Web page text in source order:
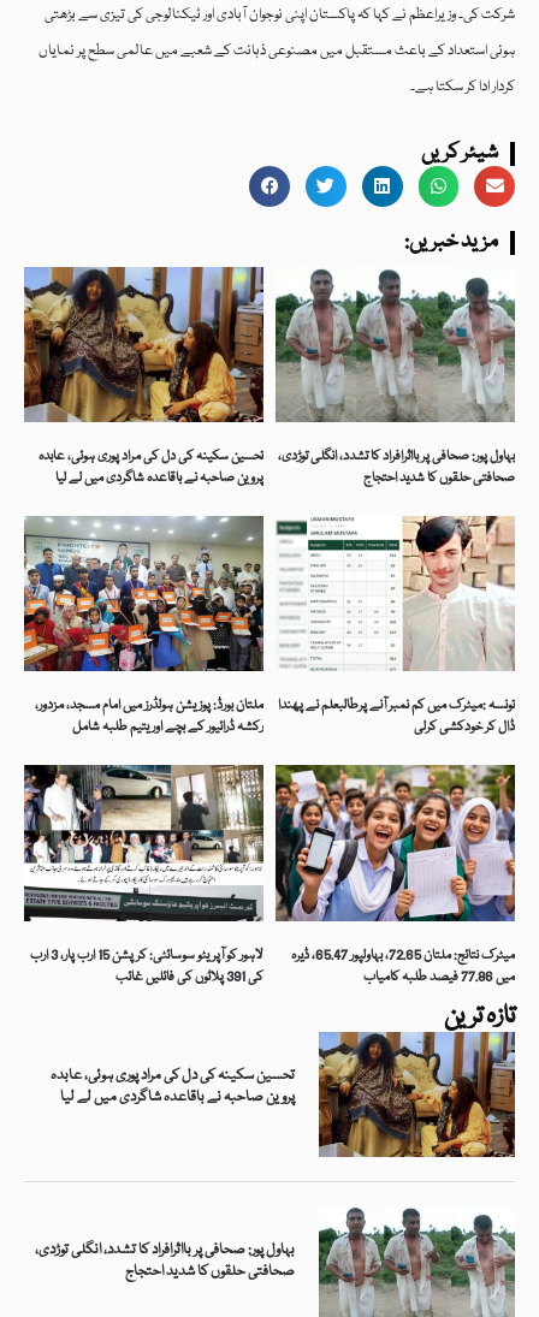
تازہ ترین
تحسین سکینہ کی دل کی مراد پوری ہوئی، عابدہ
پروین صاحبہ نے باقاعدہ شاگردی میں لے لیا
بہاول پور: صحافی پر بااثرافراد کا تشدد، انگلی توڑدی،
صحافتی حلقوں کا شدید احتجاج
شرکت کی۔ وزیراعظم نے کہا کہ پاکستان اپنی نوجوان آبادی اور ٹیکنالوجی کی تیزی سے بڑھتی
ہوئی استعداد کے باعث مستقبل میں مصنوعی ذہانت کے شعبے میں عالمی سطح پر نمایاں
کردار ادا کر سکتا ہے۔
شیئر کریں
:مزید خبریں
تحسین سکینہ کی دل کی مراد پوری ہوئی، عابدہ
پروین صاحبہ نے باقاعدہ شاگردی میں لے لیا
بہاول پور: صحافی پر بااثرافراد کا تشدد، انگلی توڑدی،
صحافتی حلقوں کا شدید احتجاج
ملتان بورڈ: پوزیشن ہولڈرز میں امام مسجد، مزدور،
رکشہ ڈرائیور کے بچے اور یتیم طلبہ شامل
تونسہ :میٹرک میں کم نمبر آنے پرطالبعلم نے پھندا
ڈال کر خودکشی کرلی
لاہور کو آپریٹو سوسائٹی: کرپشن 15 ارب پار، 3 ارب
کی 391 پلاٹوں کی فائلیں غائب
میٹرک نتائج: ملتان 72.65، بہاولپور 65.47، ڈیرہ
میں 77.86 فیصد طلبہ کامیاب